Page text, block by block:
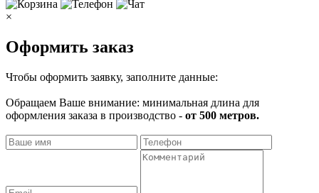
×
Оформить заказ
Чтобы оформить заявку, заполните данные:
Обращаем Ваше внимание: минимальная длина для
оформления заказа в производство - от 500 метров.